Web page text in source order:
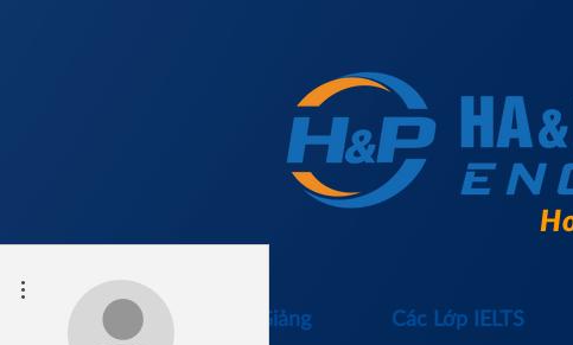
Trang Chủ Lịch Khai Giảng Các Lớp IELTS